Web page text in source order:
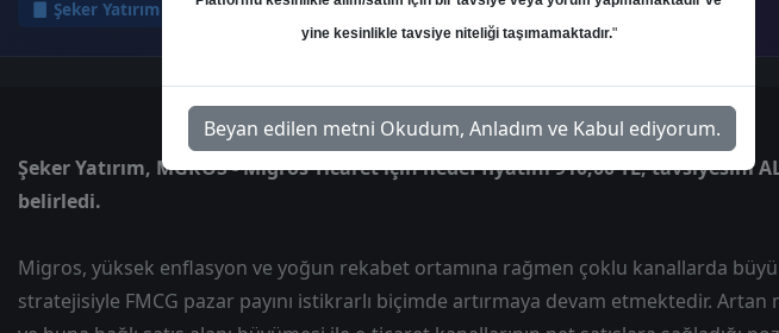
Şeker Yatırım Hedef: 910.00 ₺ Potansiyel: %39.04
Şeker Yatırım, MGROS - Migros Ticaret için hedef fiyatını 910,00 TL, tavsiyesini
belirledi.
Migros, yüksek enflasyon ve yoğun rekabet ortamına rağmen çoklu kanallarda
stratejisiyle FMCG pazar payını istikrarlı biçimde artırmaya devam etmektedir. Artan
yine kesinlikle tavsiye niteliği taşımamaktadır."
Beyan edilen metni Okudum, Anladım ve Kabul ediyorum.